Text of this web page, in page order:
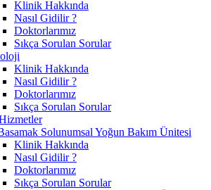
Klinik Hakkında
Nasıl Gidilir ?
Doktorlarımız
Sıkça Sorulan Sorular
Klinik Hakkında
Nasıl Gidilir ?
Doktorlarımız
Sıkça Sorulan Sorular
Solunumsal Yoğun Bakım Ünitesi
Klinik Hakkında
Nasıl Gidilir ?
Doktorlarımız
Sıkça Sorulan Sorular